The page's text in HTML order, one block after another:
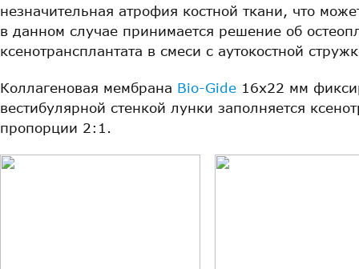
незначительная атрофия костной ткани, что
в данном случае принимается решение об
ксенотрансплантата в смеси с аутокостной
Коллагеновая мембрана Bio-Gide 16х22 мм
вестибулярной стенкой лунки заполняется
пропорции 2:1.